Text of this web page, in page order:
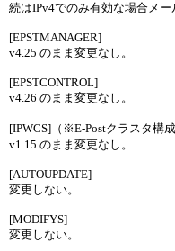
続はIPv4でのみ有効な場合メー
[EPSTMANAGER]
v4.25 のまま変更なし。
[EPSTCONTROL]
v4.26 のまま変更なし。
[IPWCS]（※E-Postクラスタ構成
v1.15 のまま変更なし。
[AUTOUPDATE]
変更しない。
[MODIFYS]
変更しない。